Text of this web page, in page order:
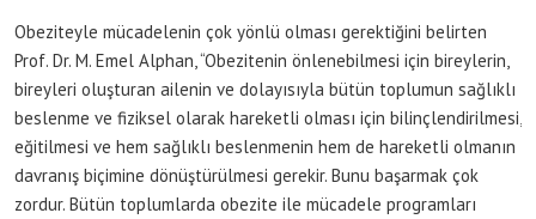
Obeziteyle mücadelenin çok yönlü olması gerektiğini belirten
Prof. Dr. M. Emel Alphan, “Obezitenin önlenebilmesi için bireylerin,
bireyleri oluşturan ailenin ve dolayısıyla bütün toplumun sağlıklı
beslenme ve fiziksel olarak hareketli olması için bilinçlendirilmesi,
eğitilmesi ve hem sağlıklı beslenmenin hem de hareketli olmanın
davranış biçimine dönüştürülmesi gerekir. Bunu başarmak çok
zordur. Bütün toplumlarda obezite ile mücadele programları